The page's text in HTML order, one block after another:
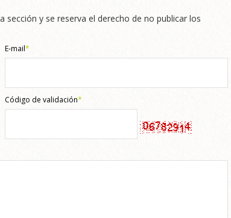
sección y se reserva el derecho de no publicar los
E-mail*
Código de validación*